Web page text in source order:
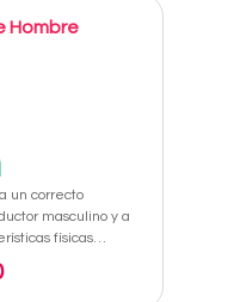
Hombre
un correcto
masculino y a
físicas